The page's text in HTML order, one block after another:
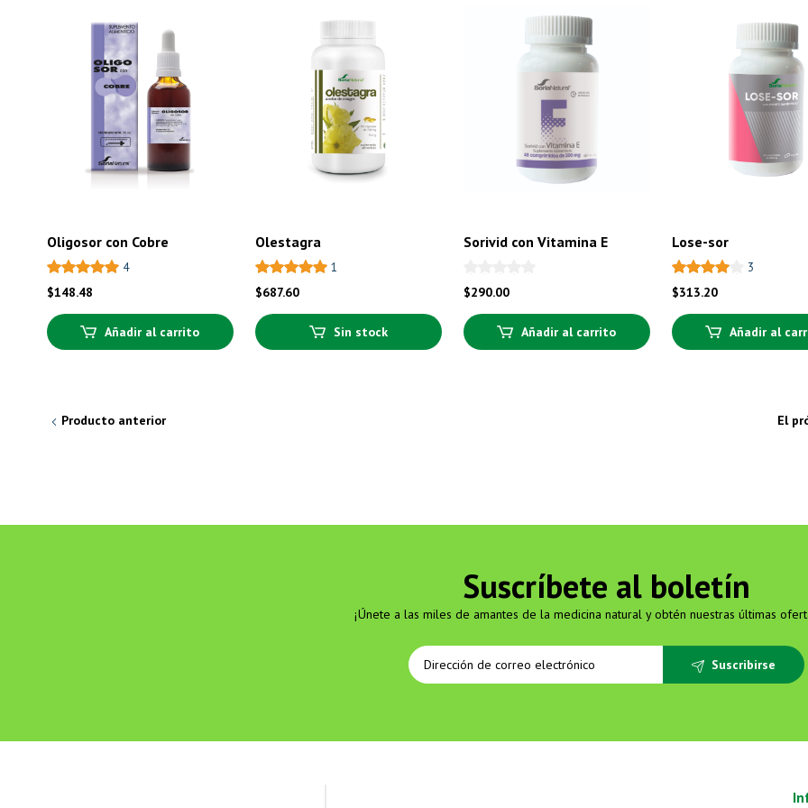
Oligosor con Cobre
4
$148.48
Añadir al carrito
Olestagra
1
$687.60
Sin stock
Sorivid con Vitamina E
$290.00
Añadir al carrito
Lose-sor
3
$313.20
Añadir al
Producto anterior El
Suscríbete al boletín
¡Únete a las miles de amantes de la medicina natural y obtén nuestras últimas
Suscribirse